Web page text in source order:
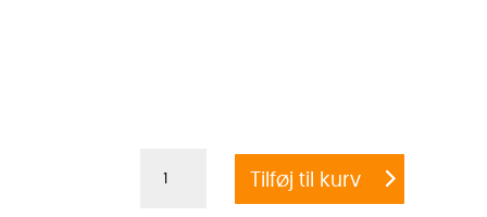
Tilføj til kurv